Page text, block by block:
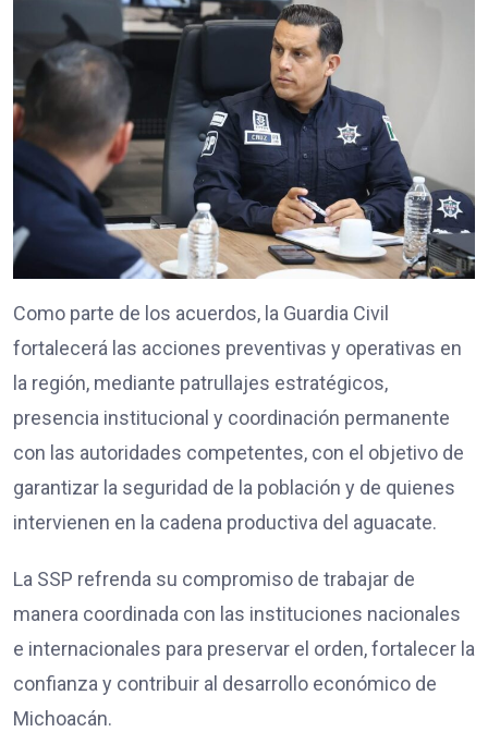
Como parte de los acuerdos, la Guardia Civil
fortalecerá las acciones preventivas y operativas en
la región, mediante patrullajes estratégicos,
presencia institucional y coordinación permanente
con las autoridades competentes, con el objetivo de
garantizar la seguridad de la población y de quienes
intervienen en la cadena productiva del aguacate.
La SSP refrenda su compromiso de trabajar de
manera coordinada con las instituciones nacionales
e internacionales para preservar el orden, fortalecer la
confianza y contribuir al desarrollo económico de
Michoacán.